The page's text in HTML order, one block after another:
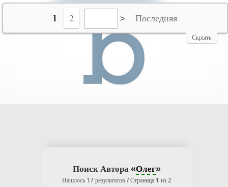
Поиск Автора «Олег»
Нашлось 17 результатов / Страница 1 из 2
Скрыть
1 2 Последняя